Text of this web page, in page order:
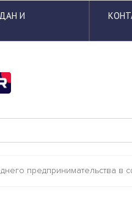
И
предпринимательства в